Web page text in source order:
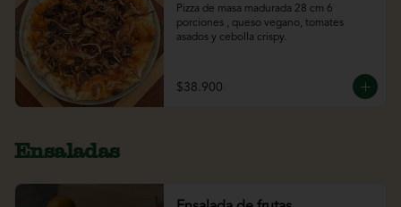
Pizza de masa madurada 28 cm 6
porciones , queso vegano, tomates
asados y cebolla crispy.
$38.900
Ensaladas